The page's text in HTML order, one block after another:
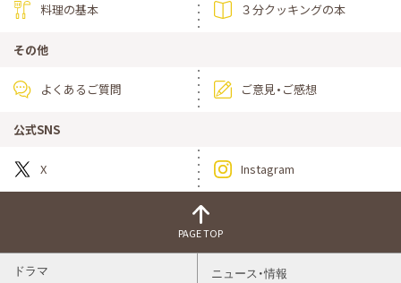
料理の基本 ３分クッキングの本
その他
よくあるご質問 ご意見・ご感想
公式SNS
X Instagram
PAGE TOP
ドラマ ニュース・情報